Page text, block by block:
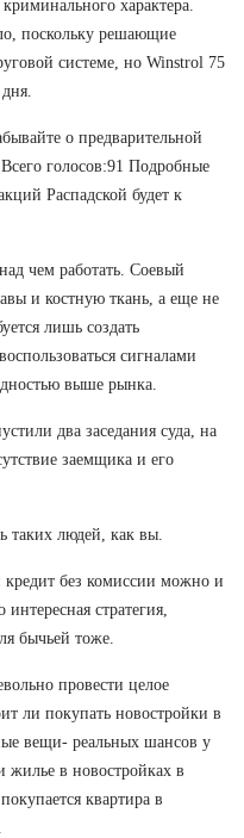
характера.
поскольку решающие
системе, но Winstrol 75
о предварительной
голосов:91 Подробные
Распадской будет к
чем работать. Соевый
и костную ткань, а еще не
лишь создать
сигналами
выше рынка.
два заседания суда, на
заемщика и его
таких людей, как вы.
без комиссии можно и
стратегия,
бычьей тоже.
провести целое
ли покупать новостройки в
вещи- реальных шансов у
жилье в новостройках в
квартира в